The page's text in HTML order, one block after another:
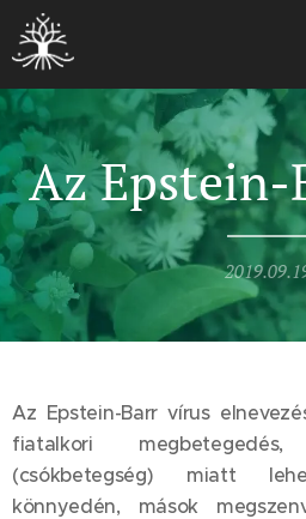
Az
Az Epstein-Barr vírus
fiatalkori
(csókbetegség) miatt
könnyedén, mások